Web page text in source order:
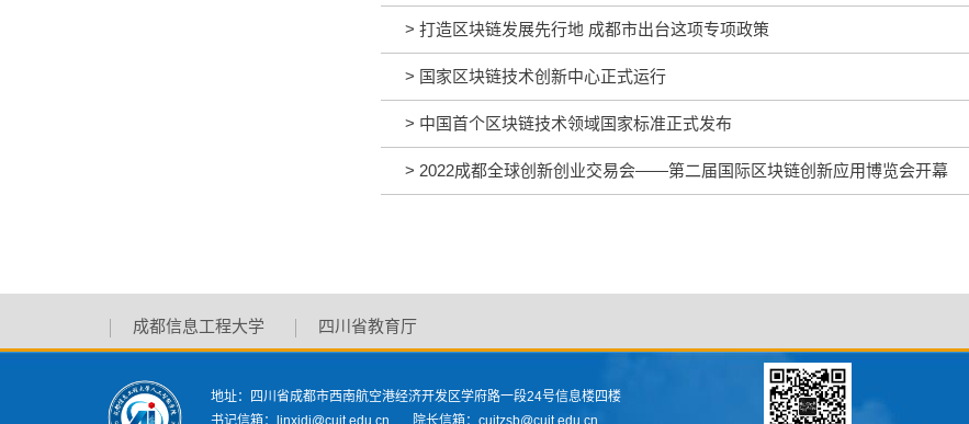
> 打造区块链发展先行地 成都市出台这项专项政策
> 国家区块链技术创新中心正式运行
> 中国首个区块链技术领域国家标准正式发布
> 2022成都全球创新创业交易会——第二届国际区块链创新应用博览会开幕
成都信息工程大学 四川省教育厅
地址：四川省成都市西南航空港经济开发区学府路一段24号信息楼四楼
书记信箱：linxidi@cuit.edu.cn 院长信箱：cuitzsb@cuit.edu.cn